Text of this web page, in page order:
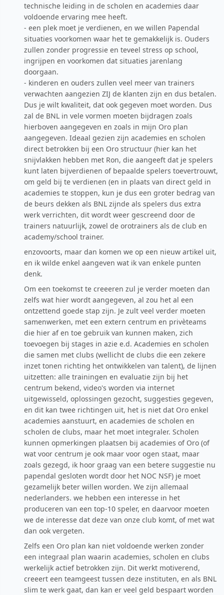
technische leiding in de scholen en academies daar
voldoende ervaring mee heeft.
- een plek moet je verdienen, en we willen Papendal
situaties voorkomen waar het te gemakkelijk is. Ouders
zullen zonder progressie en teveel stress op school,
ingrijpen en voorkomen dat situaties jarenlang
doorgaan.
- kinderen en ouders zullen veel meer van trainers
verwachten aangezien ZIJ de klanten zijn en dus betalen.
Dus je wilt kwaliteit, dat ook gegeven moet worden. Dus
zal de BNL in vele vormen moeten bijdragen zoals
hierboven aangegeven en zoals in mijn Oro plan
aangegeven. Ideaal gezien zijn academies en scholen
direct betrokken bij een Oro structuur (hier kan het
snijvlakken hebben met Ron, die aangeeft dat je spelers
kunt laten bijverdienen of bepaalde spelers toevertrouwt,
om geld bij te verdienen (en in plaats van direct geld in
academies te stoppen, kun je dus een groter bedrag van
de beurs dekken als BNL zijnde als spelers dus extra
werk verrichten, dit wordt weer gescreend door de
trainers natuurlijk, zowel de orotrainers als de club en
academy/school trainer.
enzovoorts, maar dan komen we op een nieuw artikel uit,
en ik wilde enkel aangeven wat ik van enkele punten
denk.
Om een toekomst te creeeren zul je verder moeten dan
zelfs wat hier wordt aangegeven, al zou het al een
ontzettend goede stap zijn. Je zult veel verder moeten
samenwerken, met een extern centrum en privèteams
die hier af en toe gebruik van kunnen maken, zich
toevoegen bij stages in azie e.d. Academies en scholen
die samen met clubs (wellicht de clubs die een zekere
inzet tonen richting het ontwikkelen van talent), de lijnen
uitzetten: alle trainingen en evaluatie zijn bij het
centrum bekend, video's worden via internet
uitgewisseld, oplossingen gezocht, suggesties gegeven,
en dit kan twee richtingen uit, het is niet dat Oro enkel
academies aanstuurt, en academies de scholen en
scholen de clubs, maar het moet integraler. Scholen
kunnen opmerkingen plaatsen bij academies of Oro (of
wat voor centrum je ook maar voor ogen staat, maar
zoals gezegd, ik hoor graag van een betere suggestie nu
papendal gesloten wordt door het NOC NSF) je moet
gezamelijk beter willen worden. We zijn allemaal
nederlanders. we hebben een interesse in het
produceren van een top-10 speler, en daarvoor moeten
we de interesse dat deze van onze club komt, of met wat
dan ook vergeten.
Zelfs een Oro plan kan niet voldoende werken zonder
een integraal plan waarin academies, scholen en clubs
werkelijk actief betrokken zijn. Dit werkt motiverend,
creeert een teamgeest tussen deze instituten, en als BNL
slim te werk gaat, dan kan er veel geld bespaart worden